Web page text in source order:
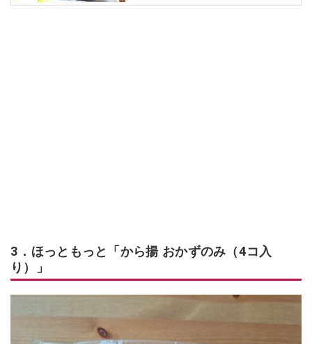
3．ほっともっと「から揚 おかずのみ（4コ入
り）」